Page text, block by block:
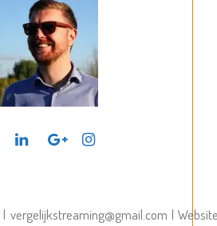
| vergelijkstreaming@gmail.com |